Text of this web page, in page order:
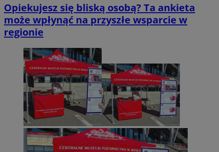
Opiekujesz się bliską osobą? Ta ankieta
może wpłynąć na przyszłe wsparcie w
regionie